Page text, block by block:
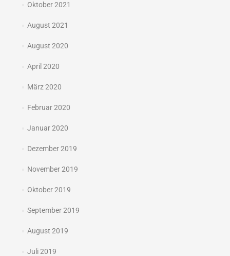
Oktober 2021
August 2021
August 2020
April 2020
März 2020
Februar 2020
Januar 2020
Dezember 2019
November 2019
Oktober 2019
September 2019
August 2019
Juli 2019